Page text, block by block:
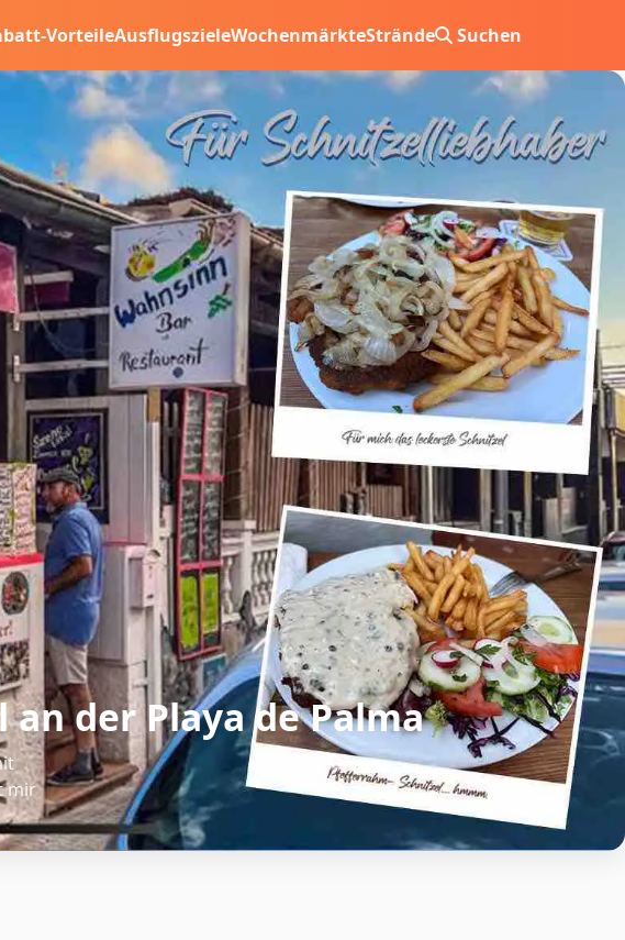
VorteileAusflugszieleWochenmärkteStrände Suchen
der Playa de Palma
mir